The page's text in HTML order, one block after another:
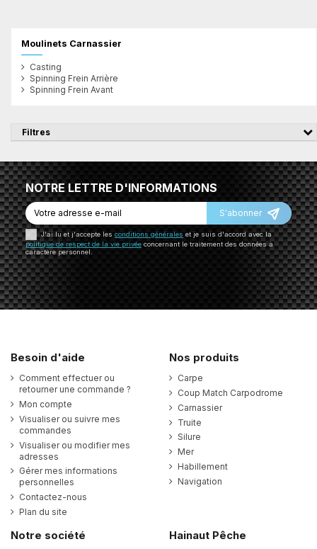
Moulinets Carnassier
Casting
Spinning Frein Arrière
Spinning Frein Avant
Filtres
NOTRE LETTRE D'INFORMATIONS
S'abonner
J'ai lu et j'accepte les conditions générales et je suis d'accord avec la
politique de respect de la vie privéeconcernant le traitement des données à
caractère personnel.
Besoin d'aide
Comment effectuer ou
retourner une commande ?
Mon compte
Visualiser ou suivre mes
commandes
Visualiser ou modifier mes
adresses
Gérer mes informations
personnelles
Contactez-nous
Plan du site
Nos produits
Carpe
Coup Match Carpodrome
Carnassier
Truite
Silure
Mer
Habillement
Navigation
Notre société Hainaut Pêche